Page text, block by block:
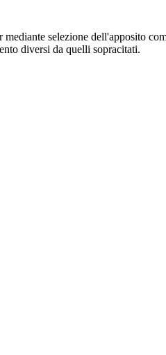
selezione dell'apposito
diversi da quelli sopracitati.